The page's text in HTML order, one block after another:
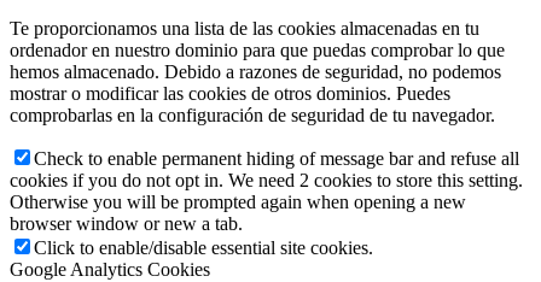
Te proporcionamos una lista de las cookies almacenadas en tu
ordenador en nuestro dominio para que puedas comprobar lo que
hemos almacenado. Debido a razones de seguridad, no podemos
mostrar o modificar las cookies de otros dominios. Puedes
comprobarlas en la configuración de seguridad de tu navegador.
Check to enable permanent hiding of message bar and refuse all
cookies if you do not opt in. We need 2 cookies to store this setting.
Otherwise you will be prompted again when opening a new
browser window or new a tab.
Click to enable/disable essential site cookies.
Google Analytics Cookies